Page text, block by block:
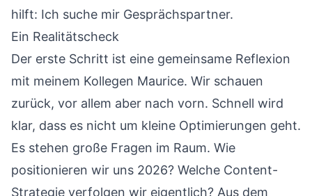
hilft: Ich suche mir Gesprächspartner.
Ein Realitätscheck
Der erste Schritt ist eine gemeinsame Reflexion
mit meinem Kollegen Maurice. Wir schauen
zurück, vor allem aber nach vorn. Schnell wird
klar, dass es nicht um kleine Optimierungen geht.
Es stehen große Fragen im Raum. Wie
positionieren wir uns 2026? Welche Content-
Strategie verfolgen wir eigentlich? Aus dem